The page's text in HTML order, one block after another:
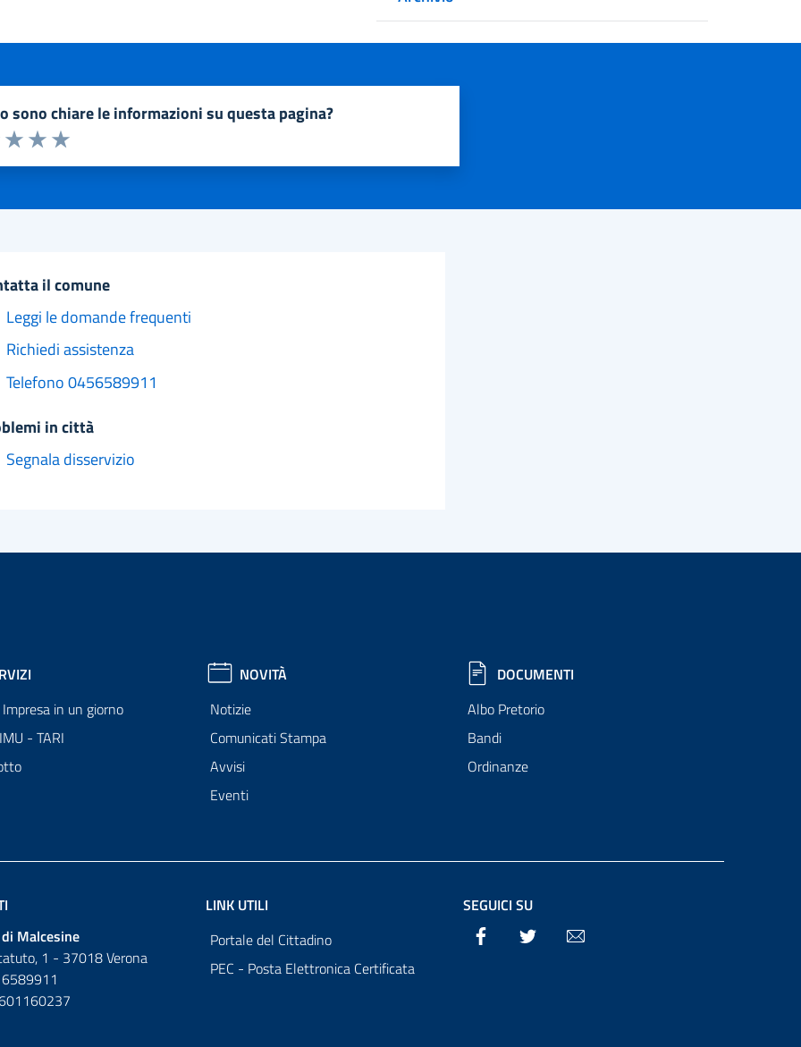
sono chiare le informazioni su questa pagina?
1 a 5 stelle la pagina
Valuta 5 stelle su 5
Valuta 4 stelle su 5
Valuta 3 stelle su 5
2 stelle su 5
stelle su 5
il comune
Leggi le domande frequenti
Richiedi assistenza
Telefono 0456589911
in città
Segnala disservizio
in un giorno
- TARI
NOVITÀ
Notizie
Comunicati Stampa
Avvisi
Eventi
DOCUMENTI
Albo Pretorio
Bandi
Ordinanze
Malcesine
1 - 37018 Verona
LINK UTILI
Portale del Cittadino
PEC - Posta Elettronica Certificata
SEGUICI SU
Facebook Twitter